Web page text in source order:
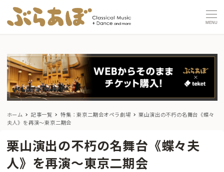
MENU
ホーム 記事一覧 特集：東京二期会オペラ劇場
栗山演出の不朽の名舞台《蝶々
夫人》を再演〜東京二期会
栗山演出の不朽の名舞台《蝶々夫
人》を再演〜東京二期会